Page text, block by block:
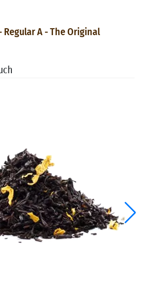
Regular A - The Original